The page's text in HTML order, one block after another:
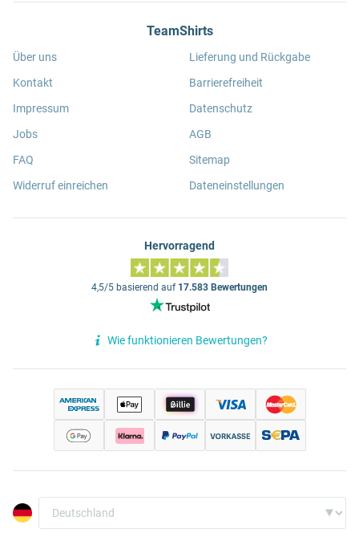
TeamShirts
Über uns
Kontakt
Impressum
Jobs
FAQ
Widerruf einreichen
Lieferung und Rückgabe
Barrierefreiheit
Datenschutz
AGB
Sitemap
Dateneinstellungen
Hervorragend
4,5/5 basierend auf 17.583 Bewertungen
Wie funktionieren Bewertungen?